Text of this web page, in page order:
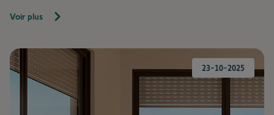
Voir plus
23-10-2025